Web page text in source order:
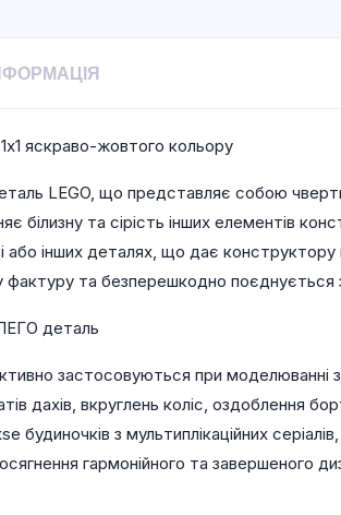
яскраво-жовтого кольору
LEGO, що представляє собою
білизну та сірість інших елементів
або інших деталях, що дає
та безперешкодно поєднується
деталь
застосовуються при моделюванні
дахів, вкруглень коліс, оздоблення
будиночків з мультиплікаційних
гармонійного та завершеного